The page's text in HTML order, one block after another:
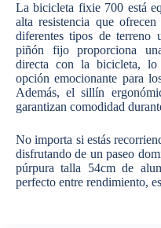
La bicicleta fixie 700 está
alta resistencia que
diferentes tipos de terreno
piñón fijo proporciona
directa con la bicicleta,
opción emocionante para
Además, el sillín
garantizan comodidad
No importa si estás
disfrutando de un paseo
púrpura talla 54cm de
perfecto entre rendimiento,